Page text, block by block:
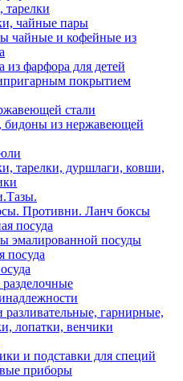
тарелки
чайные пары
чайные и кофейные из
из фарфора для детей
покрытием
стали
бидоны из нержавеющей
тарелки, дуршлаги, ковши,
Противни. Ланч боксы
посуда
эмалированной посуды
посуда
гарнирные,
лопатки, венчики
и подставки для специй
приборы